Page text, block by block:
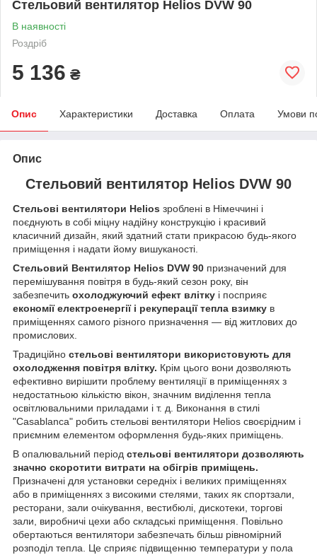
Стельовий вентилятор Helios DVW 90
В наявності
Роздріб
5 136 ₴
Опис Характеристики Доставка Оплата Умови
Опис
Стельовий вентилятор Helios DVW 90
Стельові вентилятори Helios зроблені в Німеччині і
поєднують в собі міцну надійну конструкцію і красивий
класичний дизайн, який здатний стати прикрасою будь-якого
приміщення і надати йому вишуканості.
Стельовий Вентилятор Helios DVW 90 призначений для
перемішування повітря в будь-який сезон року, він
забезпечить охолоджуючий ефект влітку і посприяє
економії електроенергії і рекуперації тепла взимку в
приміщеннях самого різного призначення — від житлових до
промислових.
Традиційно стельові вентилятори використовують для
охолодження повітря влітку. Крім цього вони дозволяють
ефективно вирішити проблему вентиляції в приміщеннях з
недостатньою кількістю вікон, значним виділення тепла
освітлювальними приладами і т. д. Виконання в стилі
"Casablanca" робить стельові вентилятори Helios своєрідним і
приємним елементом оформлення будь-яких приміщень.
В опалювальний період стельові вентилятори дозволяють
значно скоротити витрати на обігрів приміщень.
Призначені для установки середніх і великих приміщеннях
або в приміщеннях з високими стелями, таких як спортзали,
ресторани, зали очікування, вестибюлі, дискотеки, торгові
зали, виробничі цехи або складські приміщення. Повільно
обертаються вентилятори забезпечать більш рівномірний
розподіл тепла. Це сприяє підвищенню температури у пола